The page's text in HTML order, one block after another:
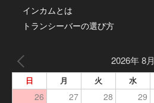
インカムとは
トランシーバーの選び方
2026年 8月
日 月 火 水
26 27 28 29